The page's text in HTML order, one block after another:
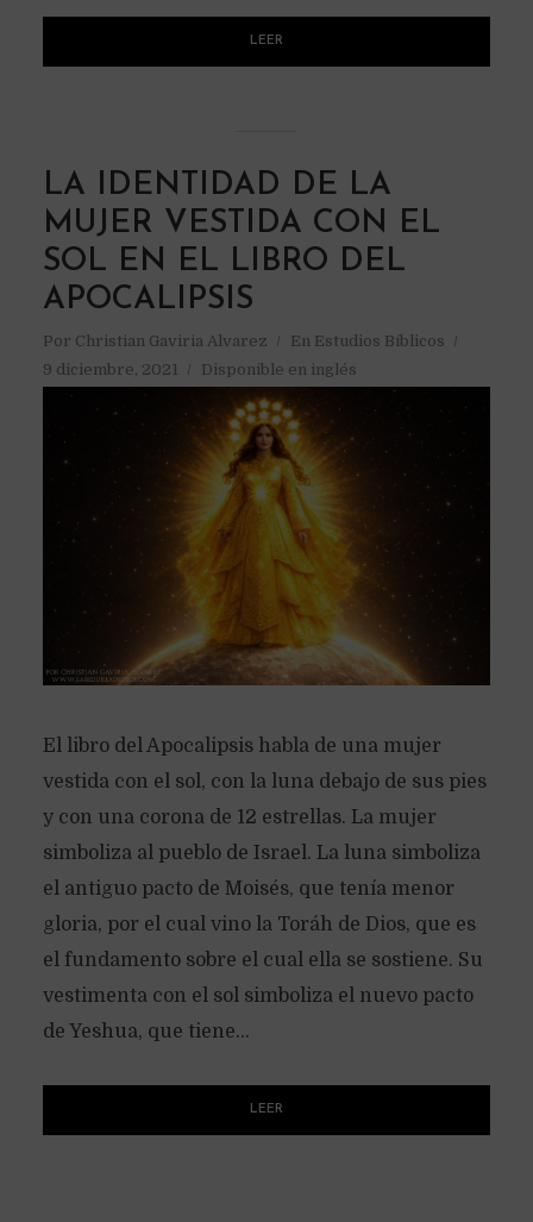
LEER
LA IDENTIDAD DE LA
MUJER VESTIDA CON EL
SOL EN EL LIBRO DEL
APOCALIPSIS
Por Christian Gaviria Alvarez En Estudios Bíblicos
9 diciembre, 2021
Disponible en inglés
El libro del Apocalipsis habla de una mujer
vestida con el sol, con la luna debajo de sus pies
y con una corona de 12 estrellas. La mujer
simboliza al pueblo de Israel. La luna simboliza
el antiguo pacto de Moisés, que tenía menor
gloria, por el cual vino la Toráh de Dios, que es
el fundamento sobre el cual ella se sostiene. Su
vestimenta con el sol simboliza el nuevo pacto
de Yeshua, que tiene...
LEER